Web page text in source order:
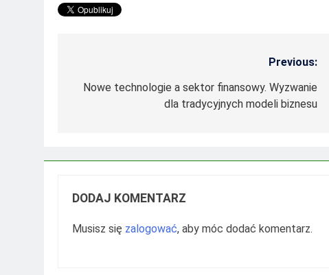
wpisu
Previous:
Nowe technologie a sektor finansowy. Wyzwanie
dla tradycyjnych modeli biznesu
DODAJ KOMENTARZ
Musisz się zalogować, aby móc dodać komentarz.